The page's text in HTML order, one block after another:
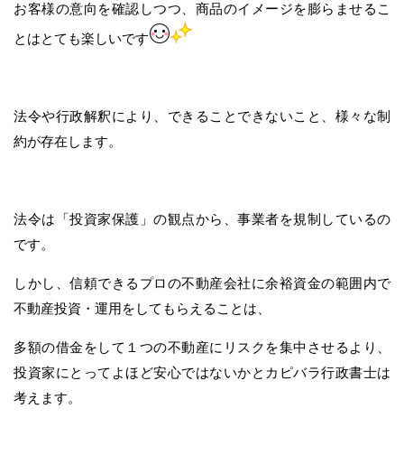
お客様の意向を確認しつつ、商品のイメージを膨らませるこ
とはとても楽しいです
法令や行政解釈により、できることできないこと、様々な制
約が存在します。
法令は「投資家保護」の観点から、事業者を規制しているの
です。
しかし、信頼できるプロの不動産会社に余裕資金の範囲内で
不動産投資・運用をしてもらえることは、
多額の借金をして１つの不動産にリスクを集中させるより、
投資家にとってよほど安心ではないかとカピバラ行政書士は
考えます。